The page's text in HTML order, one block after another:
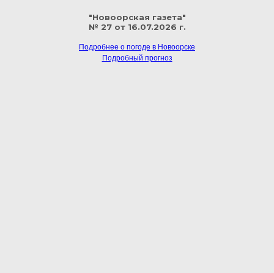
"Новоорская газета"
№ 27 от 16.07.2026 г.
Подробнее о погоде в Новоорске
Подробный прогноз